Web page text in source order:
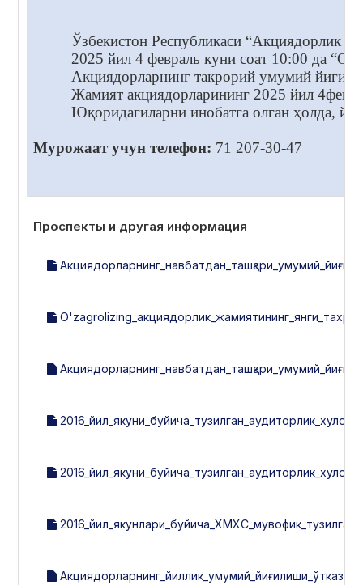
Ўзбекистон Республикаси “Акциядорлик
2025 йил 4 февраль куни соат 10:00 да
Акциядорларнинг такрорий умумий
Жамият акциядорларининг 2025 йил
Юқоридагиларни инобатга олган ҳолда,
Мурожаат учун телефон: 71 207-30-47
Проспекты и другая информация